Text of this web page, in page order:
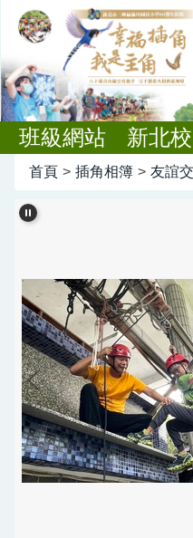
跳
到
要
內
容
區班級網站 新北
首頁 > 插角相簿 > 友誼